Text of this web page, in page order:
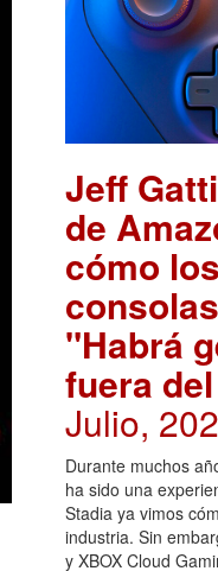
Jeff
de
cómo
"Habrá
fuera
Julio,
Durante muchos
ha sido una
Stadia ya vimos
industria. Sin
y XBOX Cloud